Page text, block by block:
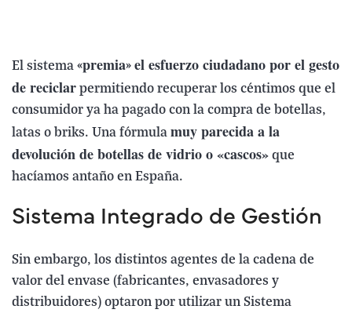
El sistema «premia» el esfuerzo ciudadano por el gesto
de reciclar permitiendo recuperar los céntimos que el
consumidor ya ha pagado con la compra de botellas,
latas o briks. Una fórmula muy parecida a la
devolución de botellas de vidrio o «cascos» que
hacíamos antaño en España.
Sistema Integrado de Gestión
Sin embargo, los distintos agentes de la cadena de
valor del envase (fabricantes, envasadores y
distribuidores) optaron por utilizar un Sistema